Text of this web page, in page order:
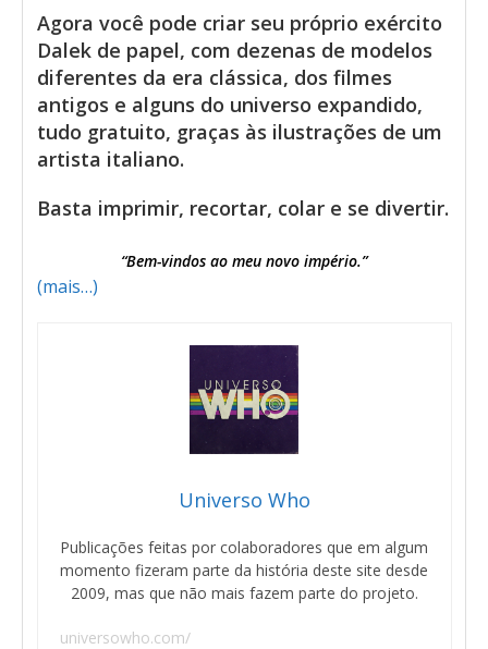
Agora você pode criar seu próprio exército
Dalek de papel, com dezenas de modelos
diferentes da era clássica, dos filmes
antigos e alguns do universo expandido,
tudo gratuito, graças às ilustrações de um
artista italiano.
Basta imprimir, recortar, colar e se divertir.
“Bem-vindos ao meu novo império.”
(mais…)
Universo Who
Publicações feitas por colaboradores que em algum
momento fizeram parte da história deste site desde
2009, mas que não mais fazem parte do projeto.
universowho.com/